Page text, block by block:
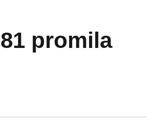
promila